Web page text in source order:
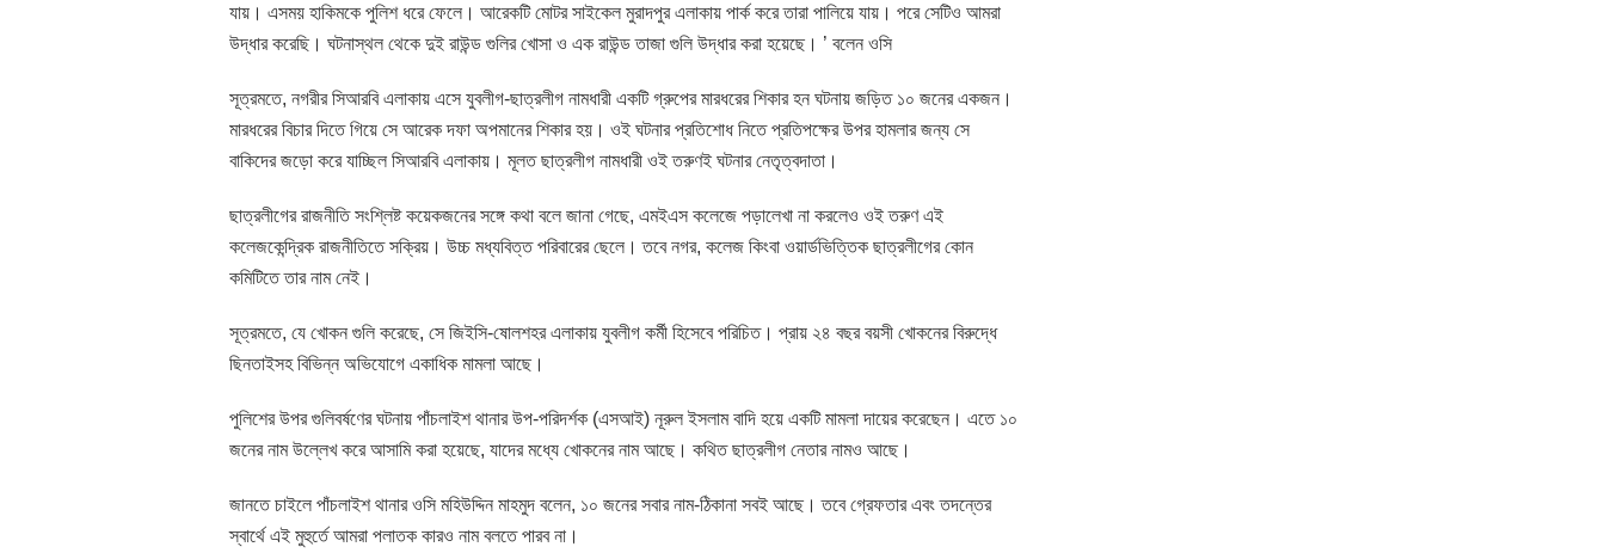
যায়। এসময় হাকিমকে পুলিশ ধরে ফেলে। আরেকটি মোটর সাইকেল মুরাদপুর এলাকায় পার্ক করে তারা পালিয়ে যায়। পরে সেটিও আমরা
উদ্ধার করেছি। ঘটনাস্থল থেকে দুই রাউন্ড গুলির খোসা ও এক রাউন্ড তাজা গুলি উদ্ধার করা হয়েছে। ’ বলেন ওসি
সূত্রমতে, নগরীর সিআরবি এলাকায় এসে যুবলীগ-ছাত্রলীগ নামধারী একটি গ্রুপের মারধরের শিকার হন ঘটনায় জড়িত ১০ জনের একজন।
মারধরের বিচার দিতে গিয়ে সে আরেক দফা অপমানের শিকার হয়। ওই ঘটনার প্রতিশোধ নিতে প্রতিপক্ষের উপর হামলার জন্য সে
বাকিদের জড়ো করে যাচ্ছিল সিআরবি এলাকায়। মূলত ছাত্রলীগ নামধারী ওই তরুণই ঘটনার নেতৃত্বদাতা।
ছাত্রলীগের রাজনীতি সংশ্লিষ্ট কয়েকজনের সঙ্গে কথা বলে জানা গেছে, এমইএস কলেজে পড়ালেখা না করলেও ওই তরুণ এই
কলেজকেন্দ্রিক রাজনীতিতে সক্রিয়। উচ্চ মধ্যবিত্ত পরিবারের ছেলে। তবে নগর, কলেজ কিংবা ওয়ার্ডভিত্তিক ছাত্রলীগের কোন
কমিটিতে তার নাম নেই।
সূত্রমতে, যে খোকন গুলি করেছে, সে জিইসি-ষোলশহর এলাকায় যুবলীগ কর্মী হিসেবে পরিচিত। প্রায় ২৪ বছর বয়সী খোকনের বিরুদ্ধে
ছিনতাইসহ বিভিন্ন অভিযোগে একাধিক মামলা আছে।
পুলিশের উপর গুলিবর্ষণের ঘটনায় পাঁচলাইশ থানার উপ-পরিদর্শক (এসআই) নূরুল ইসলাম বাদি হয়ে একটি মামলা দায়ের করেছেন। এতে ১০
জনের নাম উল্লেখ করে আসামি করা হয়েছে, যাদের মধ্যে খোকনের নাম আছে। কথিত ছাত্রলীগ নেতার নামও আছে।
জানতে চাইলে পাঁচলাইশ থানার ওসি মহিউদ্দিন মাহমুদ বলেন, ১০ জনের সবার নাম-ঠিকানা সবই আছে। তবে গ্রেফতার এবং তদন্তের
স্বার্থে এই মুহুর্তে আমরা পলাতক কারও নাম বলতে পারব না।